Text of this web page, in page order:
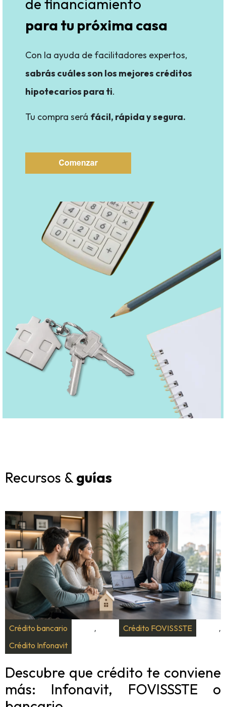
de financiamiento
para tu próxima casa
Con la ayuda de facilitadores expertos,
sabrás cuáles son los mejores créditos
hipotecarios para ti.
Tu compra será fácil, rápida y segura.
Recursos & guías
Crédito bancario , Crédito FOVISSSTE ,
Crédito Infonavit
Descubre que crédito te conviene
más: Infonavit, FOVISSSTE o